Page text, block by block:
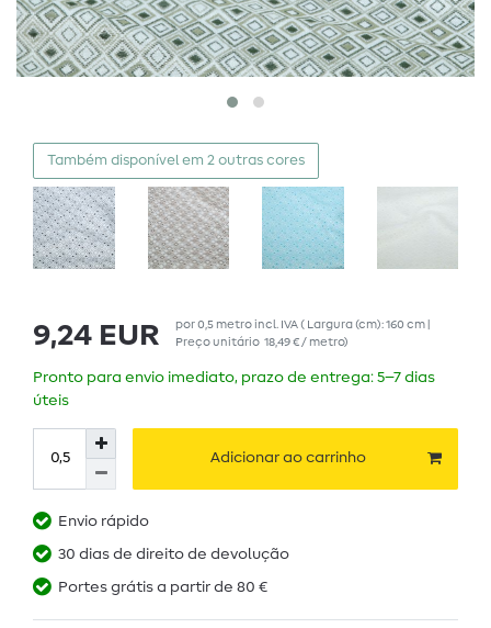
Também disponível em 2 outras cores
9,24 EUR por0,5 metroincl. IVA( Largura (cm): 160 cm |
Preço unitário 18,49 € / metro)
Pronto para envio imediato, prazo de entrega: 5–7 dias
úteis
Adicionar ao carrinho
Envio rápido
30 dias de direito de devolução
Portes grátis a partir de 80 €